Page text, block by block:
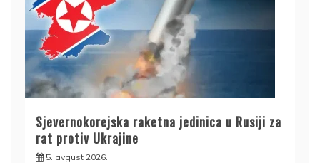
Sjevernokorejska raketna jedinica u Rusiji za
rat protiv Ukrajine
5. avgust 2026.